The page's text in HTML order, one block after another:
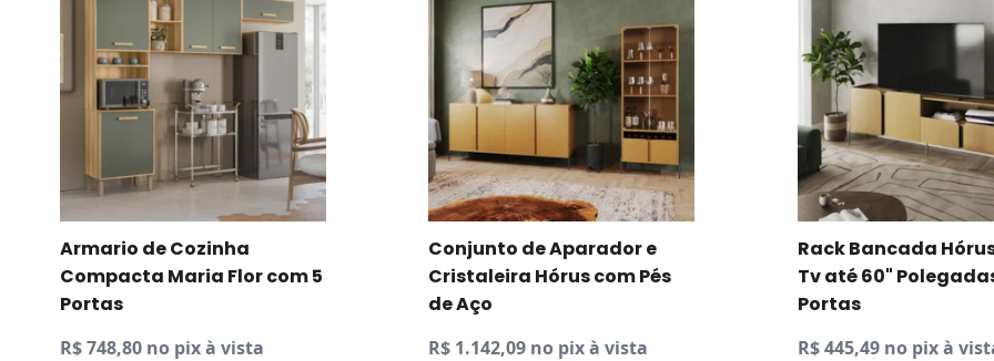
Conjunto de Aparador e
Cristaleira Hórus com Pés
de Aço
R$ 1.142,09 no pix à vista
Rack Bancada Hórus para
Tv até 60" Polegadas 4
Portas
R$ 445,49 no pix à vista
Armário Multiuso
Portas 3 Prateleiras
Rodízios
R$ 275,39 no pix à